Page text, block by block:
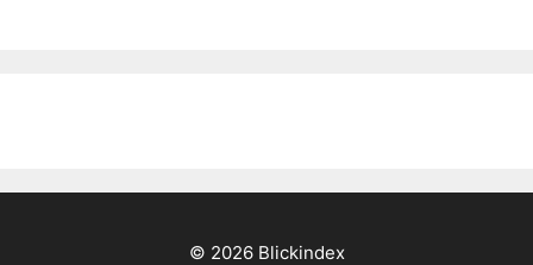
© 2026 Blickindex